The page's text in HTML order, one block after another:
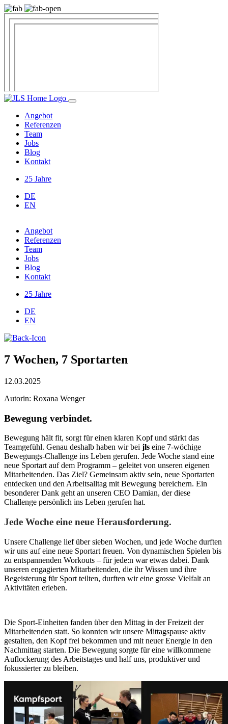
Angebot
Referenzen
Team
Jobs
Blog
Kontakt
25 Jahre
DE
EN
Angebot
Referenzen
Team
Jobs
Blog
Kontakt
25 Jahre
DE
EN
7 Wochen, 7 Sportarten
12.03.2025
Autorin: Roxana Wenger
Bewegung verbindet.
Bewegung hält fit, sorgt für einen klaren Kopf und stärkt das
Teamgefühl. Genau deshalb haben wir bei jls eine 7-wöchige
Bewegungs-Challenge ins Leben gerufen. Jede Woche stand eine
neue Sportart auf dem Programm – geleitet von unseren eigenen
Mitarbeitenden. Das Ziel? Gemeinsam aktiv sein, neue Sportarten
entdecken und den Arbeitsalltag mit Bewegung bereichern. Ein
besonderer Dank geht an unseren CEO Damian, der diese
Challenge persönlich ins Leben gerufen hat.
Jede Woche eine neue Herausforderung.
Unsere Challenge lief über sieben Wochen, und jede Woche durften
wir uns auf eine neue Sportart freuen. Von dynamischen Spielen bis
zu entspannenden Workouts – für jede:n war etwas dabei. Dank
unseren engagierten Mitarbeitenden, die ihr Wissen und ihre
Begeisterung für Sport teilten, durften wir eine grosse Vielfalt an
Aktivitäten erleben.
Die Sport-Einheiten fanden über den Mittag in der Freizeit der
Mitarbeitenden statt. So konnten wir unsere Mittagspause aktiv
gestalten, den Kopf frei bekommen und mit neuer Energie in den
Nachmittag starten. Die Bewegung sorgte für eine willkommene
Auflockerung des Arbeitstages und half uns, produktiver und
fokussierter zu bleiben.